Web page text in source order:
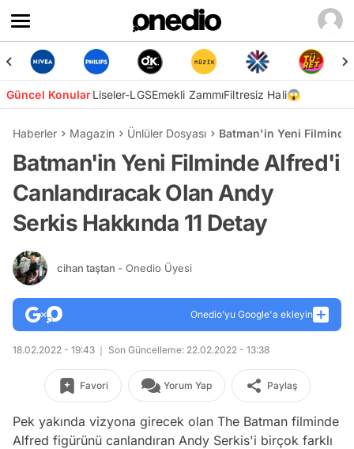
Güncel KonularLiseler-LGSEmekli ZammıFiltresiz Hali😱
Haberler Magazin Ünlüler Dosyası Batman'in Yeni Filminde
Batman'in Yeni Filminde Alfred'i
Canlandıracak Olan Andy
Serkis Hakkında 11 Detay
cihan taştan - Onedio Üyesi
Onedio’yu Google'a ekleyin
18.02.2022 - 19:43 Son Güncelleme: 22.02.2022 - 13:38
Favori Yorum Yap Paylaş
Pek yakında vizyona girecek olan The Batman filminde
Alfred figürünü canlandıran Andy Serkis'i birçok farklı